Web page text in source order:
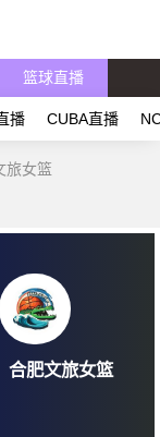
篮球直播
播 CUBA直播
旅女篮